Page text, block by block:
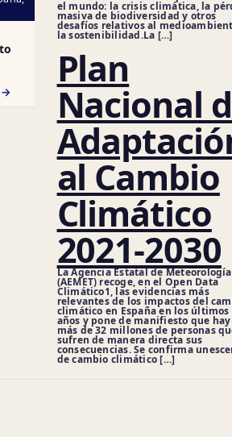
→
el mundo: la crisis climática, la
masiva de biodiversidad y otros
desafíos relativos al
la sostenibilidad.La […]
Plan
Nacional
al Cambio
Climático
2021-2030
La Agencia Estatal de Meteorología
(AEMET) recoge, en el Open Data
Climático1, las evidencias más
relevantes de los impactos del
climático en España en los últimos
años y pone de manifiesto que
más de 32 millones de personas
sufren de manera directa sus
consecuencias. Se confirma
de cambio climático […]